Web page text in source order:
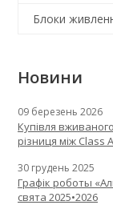
Блоки
Новини
09 березень 2026
Купівля
різниця між Class
30 грудень 2025
Графік роботы
свята 2025•2026